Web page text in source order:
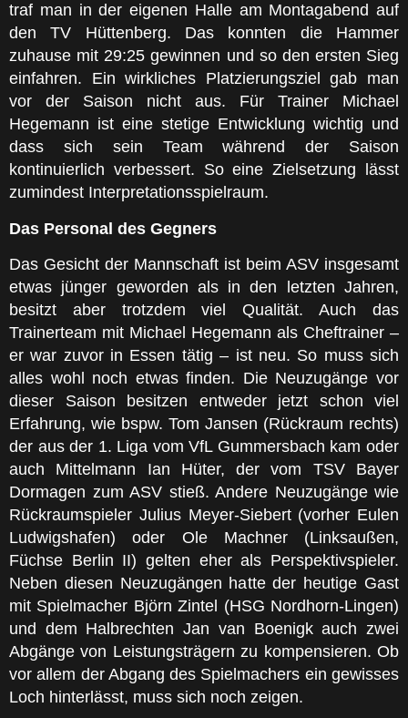
traf man in der eigenen Halle am Montagabend auf
den TV Hüttenberg. Das konnten die Hammer
zuhause mit 29:25 gewinnen und so den ersten Sieg
einfahren. Ein wirkliches Platzierungsziel gab man
vor der Saison nicht aus. Für Trainer Michael
Hegemann ist eine stetige Entwicklung wichtig und
dass sich sein Team während der Saison
kontinuierlich verbessert. So eine Zielsetzung lässt
zumindest Interpretationsspielraum.
Das Personal des Gegners
Das Gesicht der Mannschaft ist beim ASV insgesamt
etwas jünger geworden als in den letzten Jahren,
besitzt aber trotzdem viel Qualität. Auch das
Trainerteam mit Michael Hegemann als Cheftrainer –
er war zuvor in Essen tätig – ist neu. So muss sich
alles wohl noch etwas finden. Die Neuzugänge vor
dieser Saison besitzen entweder jetzt schon viel
Erfahrung, wie bspw. Tom Jansen (Rückraum rechts)
der aus der 1. Liga vom VfL Gummersbach kam oder
auch Mittelmann Ian Hüter, der vom TSV Bayer
Dormagen zum ASV stieß. Andere Neuzugänge wie
Rückraumspieler Julius Meyer-Siebert (vorher Eulen
Ludwigshafen) oder Ole Machner (Linksaußen,
Füchse Berlin II) gelten eher als Perspektivspieler.
Neben diesen Neuzugängen hatte der heutige Gast
mit Spielmacher Björn Zintel (HSG Nordhorn-Lingen)
und dem Halbrechten Jan van Boenigk auch zwei
Abgänge von Leistungsträgern zu kompensieren. Ob
vor allem der Abgang des Spielmachers ein gewisses
Loch hinterlässt, muss sich noch zeigen.